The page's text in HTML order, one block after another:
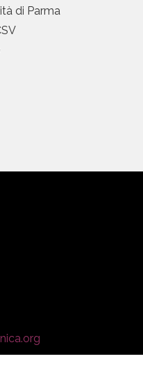
di Parma